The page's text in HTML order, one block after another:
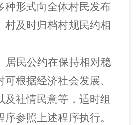
种形式向全体村民发布
村及时归档村规民约相
居民公约在保持相对稳
根据经济社会发展、
及社情民意等，适时组
参照上述程序执行。